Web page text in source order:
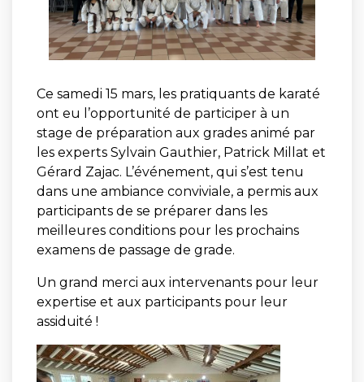
Ce samedi 15 mars, les pratiquants de karaté
ont eu l’opportunité de participer à un
stage de préparation aux grades animé par
les experts Sylvain Gauthier, Patrick Millat et
Gérard Zajac. L’événement, qui s’est tenu
dans une ambiance conviviale, a permis aux
participants de se préparer dans les
meilleures conditions pour les prochains
examens de passage de grade.
Un grand merci aux intervenants pour leur
expertise et aux participants pour leur
assiduité !